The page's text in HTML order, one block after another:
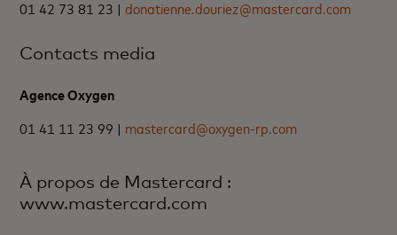
01 42 73 81 23 |donatienne.douriez@mastercard.com
Contacts media
Agence Oxygen
01 41 11 23 99 | mastercard@oxygen-rp.com
À propos de Mastercard :
www.mastercard.com